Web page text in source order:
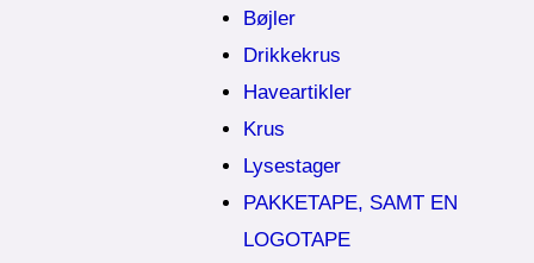
Bøjler
Drikkekrus
Haveartikler
Krus
Lysestager
PAKKETAPE, SAMT EN
LOGOTAPE